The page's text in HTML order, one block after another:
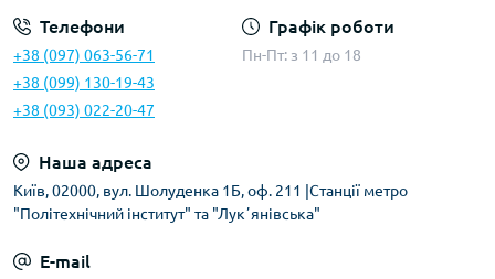
Телефони
+38 (097) 063-56-71
+38 (099) 130-19-43
+38 (093) 022-20-47
Графік роботи
Пн-Пт: з 11 до 18
Наша адреса
Київ, 02000, вул. Шолуденка 1Б, оф. 211 |Станції метро
"Політехнічний інститут" та "Лукʼянівська"
E-mail